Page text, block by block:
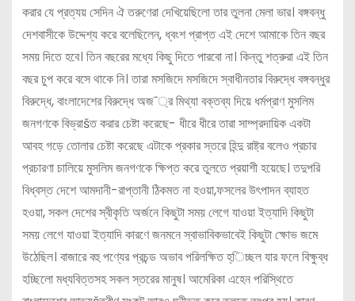
করার যে প্রত্যয় সেদিন ঐ তরুণেরা দেখিয়েছিলো তার তুলনা মেলা ভার। বঙ্গবন্ধু
দেশবাসীকে উদ্দেশ্য করে বলেছিলেন, ধ্বংশ প্রাপ্ত এই দেশে আমাকে তিন বছর
সময় দিতে হবে। তিন বছরের মধ্যে কিছু দিতে পারবো না। কিন্তু শত্রুরা এই তিন
বছর চুপ করে বসে থাকে নি। তারা মসজিদে মসজিদে স্বাধীনতার বিরুদ্ধে বঙ্গবন্ধুর
বিরুদ্ধে, বাংলাদেশের বিরুদ্ধে অজ¯্র মিথ্যা বক্তব্য দিয়ে ধর্মপ্রাণ মুসলিম
জনগণকে বিভ্রাšত করার চেষ্টা করেছে- ধীরে ধীরে তারা সাম্প্রদায়িক একটা
আবহ গড়ে তোলার চেষ্টা করেছে এটাকে প্রকার স্তরে হিন্দু রাষ্ট্র বলেও প্রচার
প্রচারণা চালিয়ে মুসলিম জনগণকে ক্ষিপ্ত করে তুলতে প্রয়াশী হয়েছে। তদুপরি
বিধ্বস্ত দেশে আমদানী-রাপ্তানী ঠিকমত না হওয়া,ফসলের উৎপাদন ব্যাহত
হওয়া, সকল দেশের স্বীকৃতি অর্জনে কিছুটা সময় লেগে যাওয়া ইত্যাদি কিছুটা
সময় লেগে যাওয়া ইত্যাদি কারণে জনমনে স্বাভাবিকভাবেই কিছুটা ক্ষোভ জমে
উঠেছিল। বাজারে বহু পণ্যের প্রচন্ড অভাব পরিলক্ষিত হ্িচ্ছল যার ফলে বিক্ষুব্ধ
হচ্ছিলো মধ্যবিত্তসহ সকল স্তরের মানুষ। আমেরিকা এহেন পরিস্থিতে